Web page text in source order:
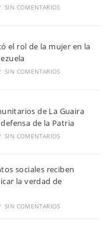
SIN COMENTARIOS
el rol de la mujer en la
SIN COMENTARIOS
de La Guaira
de la Patria
SIN COMENTARIOS
sociales reciben
la verdad de
SIN COMENTARIOS